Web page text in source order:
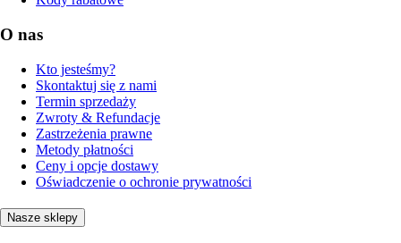
O nas
Kto jesteśmy?
Skontaktuj się z nami
Termin sprzedaży
Zwroty & Refundacje
Zastrzeżenia prawne
Metody płatności
Ceny i opcje dostawy
Oświadczenie o ochronie prywatności
Nasze sklepy